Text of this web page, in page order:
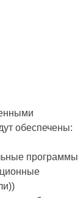
обеспечены:
программы